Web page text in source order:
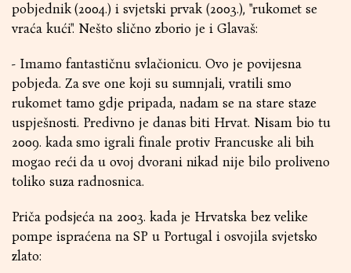
pobjednik (2004.) i svjetski prvak (2003.), "rukomet se
vraća kući". Nešto slično zborio je i Glavaš:
- Imamo fantastičnu svlačionicu. Ovo je povijesna
pobjeda. Za sve one koji su sumnjali, vratili smo
rukomet tamo gdje pripada, nadam se na stare staze
uspješnosti. Predivno je danas biti Hrvat. Nisam bio tu
2009. kada smo igrali finale protiv Francuske ali bih
mogao reći da u ovoj dvorani nikad nije bilo proliveno
toliko suza radnosnica.
Priča podsjeća na 2003. kada je Hrvatska bez velike
pompe ispraćena na SP u Portugal i osvojila svjetsko
zlato: